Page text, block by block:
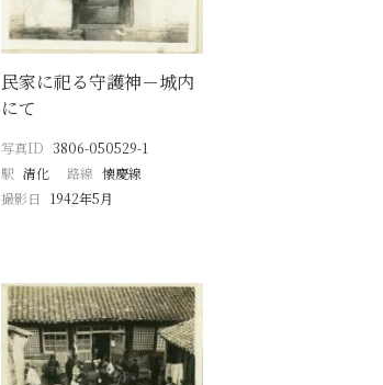
民家に祀る守護神－城内
にて
写真ID 3806-050529-1
駅 清化 路線 懐慶線
撮影日
1942年5月